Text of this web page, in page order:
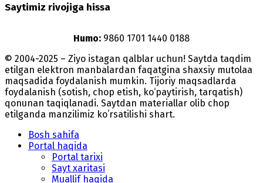
Saytimiz rivojiga hissa
Humo: 9860 1701 1440 0188
© 2004-2025 – Ziyo istagan qalblar uchun! Saytda taqdim
etilgan elektron manbalardan faqatgina shaxsiy mutolaa
maqsadida foydalanish mumkin. Tijoriy maqsadlarda
foydalanish (sotish, chop etish, ko‘paytirish, tarqatish)
qonunan taqiqlanadi. Saytdan materiallar olib chop
etilganda manzilimiz koʻrsatilishi shart.
Bosh sahifa
Portal haqida
Portal tarixi
Sayt xaritasi
Muallif haqida